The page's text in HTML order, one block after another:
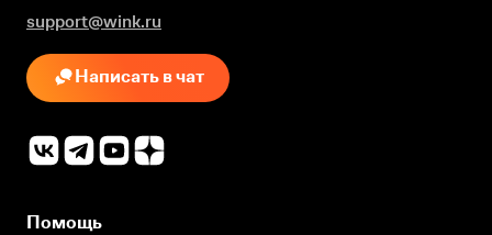
support@wink.ru
Написать в чат
Помощь